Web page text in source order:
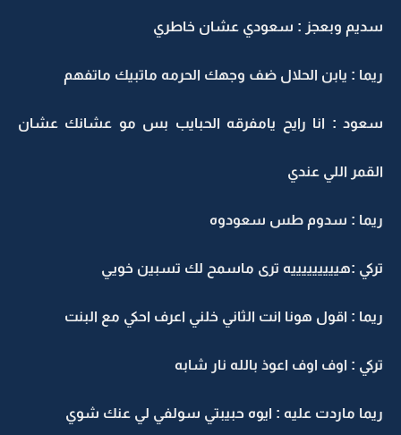
وبعجز : سعودي عشان خاطري
: يابن الحلال ضف وجهك الحرمه ماتبيك ماتفهم
: انا رايح يامفرقه الحبايب بس مو عشانك عشان
اللي عندي
: سدوم طس سعودوه
:هيييييييييه ترى ماسمح لك تسبين خويي
: اقول هونا انت الثاني خلني اعرف احكي مع البنت
: اوف اوف اعوذ بالله نار شابه
ماردت عليه : ايوه حبيبتي سولفي لي عنك شوي